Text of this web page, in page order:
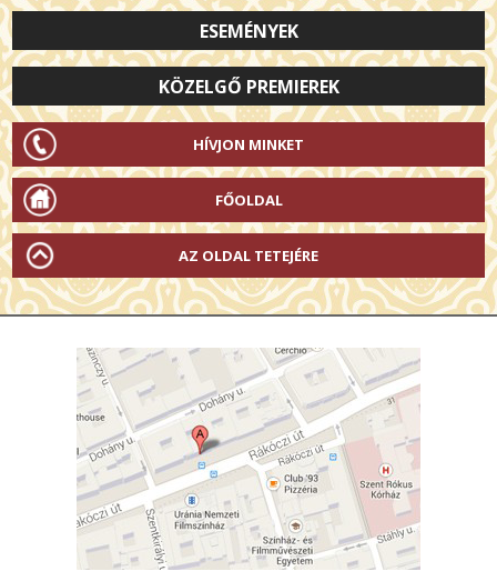
ESEMÉNYEK
KÖZELGŐ PREMIEREK
HÍVJON MINKET
FŐOLDAL
AZ OLDAL TETEJÉRE